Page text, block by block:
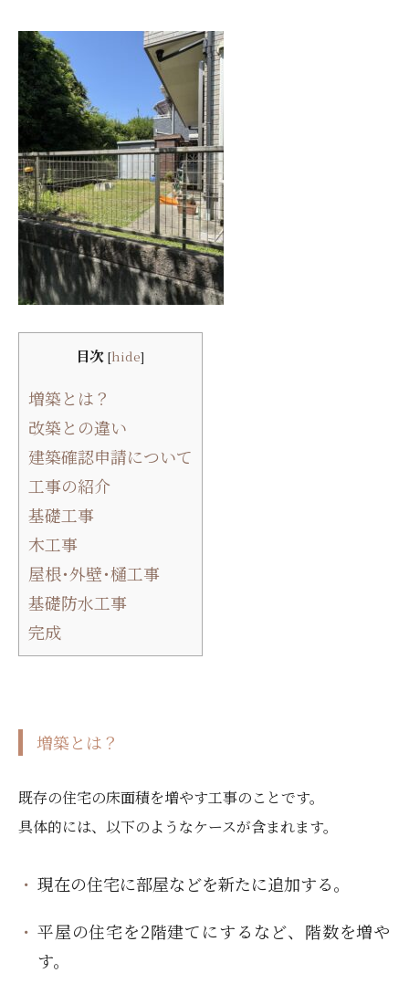
目次 [hide]
増築とは？
改築との違い
建築確認申請について
工事の紹介
基礎工事
木工事
屋根･外壁･樋工事
基礎防水工事
完成
増築とは？
既存の住宅の床面積を増やす工事のことです。
具体的には、以下のようなケースが含まれます。
現在の住宅に部屋などを新たに追加する。
平屋の住宅を2階建てにするなど、階数を増や
す。